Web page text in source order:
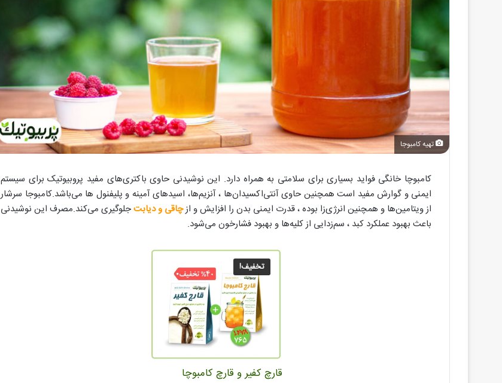
تهیه کامبوجا
کامبوچا خانگی فواید بسیاری برای سلامتی به همراه دارد. این نوشیدنی حاوی باکتری‌های مفید پروبیوتیک برای سیستم
ایمنی و گوارش مفید است همچنین حاوی آنتی‌اکسیدان‌ها ، آنزیم‌ها، اسیدهای آمینه و پلیفنول ها می‌باشد.کامبوجا سرشار
از ویتامین‌ها و همچنین انرژی‌زا بوده ، قدرت ایمنی بدن را افزایش و ازچاقی و دیابتجلوگیری می‌کند.مصرف این نوشیدنی
باعث بهبود عملکرد کبد ، سم‌زدایی از کلیه‌ها و بهبود فشارخون می‌شود.
تخفیف!
قارچ کفیر و قارچ کامبوچا